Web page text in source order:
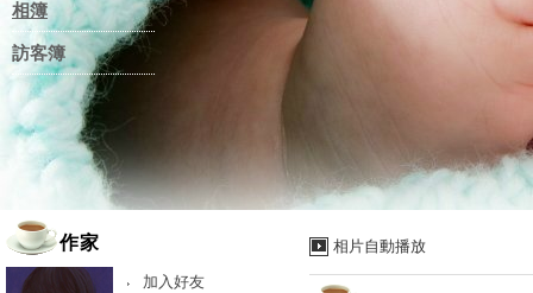
相簿
訪客簿
相片自動播放
作家
加入好友